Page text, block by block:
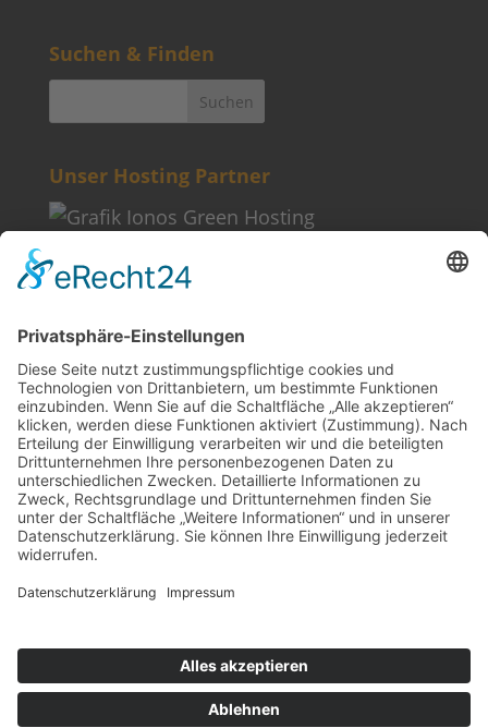
Suchen & Finden
Unser Hosting Partner
Weitere Informationen
Kontakt
Newsletter
FAQ
Schlagworte
Datenschutz
Impressum
Copyright © 2022–2026 Paddeln macht